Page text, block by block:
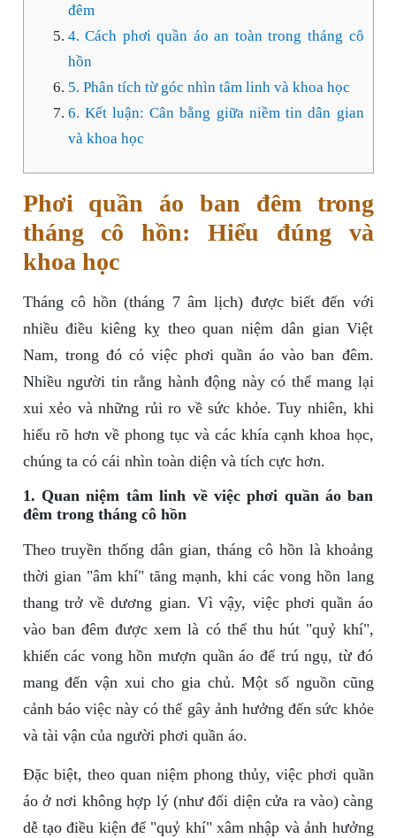
đêm
4. Cách phơi quần áo an toàn trong tháng cô
hồn
5. Phân tích từ góc nhìn tâm linh và khoa học
6. Kết luận: Cân bằng giữa niềm tin dân gian
và khoa học
Phơi quần áo ban đêm trong
tháng cô hồn: Hiểu đúng và
khoa học
Tháng cô hồn (tháng 7 âm lịch) được biết đến với
nhiều điều kiêng kỵ theo quan niệm dân gian Việt
Nam, trong đó có việc phơi quần áo vào ban đêm.
Nhiều người tin rằng hành động này có thể mang lại
xui xẻo và những rủi ro về sức khỏe. Tuy nhiên, khi
hiểu rõ hơn về phong tục và các khía cạnh khoa học,
chúng ta có cái nhìn toàn diện và tích cực hơn.
1. Quan niệm tâm linh về việc phơi quần áo ban
đêm trong tháng cô hồn
Theo truyền thống dân gian, tháng cô hồn là khoảng
thời gian "âm khí" tăng mạnh, khi các vong hồn lang
thang trở về dương gian. Vì vậy, việc phơi quần áo
vào ban đêm được xem là có thể thu hút "quỷ khí",
khiến các vong hồn mượn quần áo để trú ngụ, từ đó
mang đến vận xui cho gia chủ. Một số nguồn cũng
cảnh báo việc này có thể gây ảnh hưởng đến sức khỏe
và tài vận của người phơi quần áo.
Đặc biệt, theo quan niệm phong thủy, việc phơi quần
áo ở nơi không hợp lý (như đối diện cửa ra vào) càng
dễ tạo điều kiện để "quỷ khí" xâm nhập và ảnh hưởng